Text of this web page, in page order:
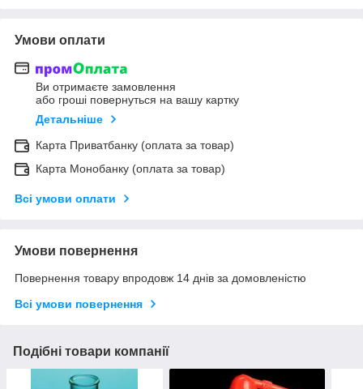
Умови оплати
Ви отримаєте замовлення
або гроші повернуться на вашу картку
Детальніше
Карта Приватбанку (оплата за товар)
Карта Монобанку (оплата за товар)
Всі умови оплати
Умови повернення
Повернення товару впродовж 14 днів за домовленістю
Всі умови повернення
Подібні товари компанії